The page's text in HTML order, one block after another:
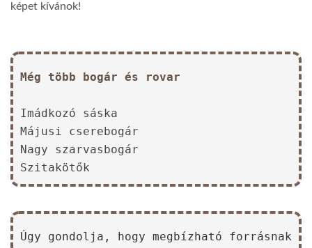
képet kívánok!
Még több bogár és rovar
Imádkozó sáska
Májusi cserebogár
Nagy szarvasbogár
Szitakötők
Úgy gondolja, hogy megbízható forrásnak